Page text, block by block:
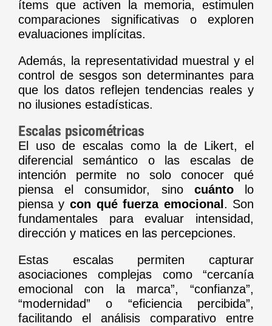
ítems que activen la memoria, estimulen
comparaciones significativas o exploren
evaluaciones implícitas.
Además, la representatividad muestral y el
control de sesgos son determinantes para
que los datos reflejen tendencias reales y
no ilusiones estadísticas.
Escalas psicométricas
El uso de escalas como la de Likert, el
diferencial semántico o las escalas de
intención permite no solo conocer qué
piensa el consumidor, sino cuántolo
piensa y con qué fuerza emocional . Son
fundamentales para evaluar intensidad,
dirección y matices en las percepciones.
Estas escalas permiten capturar
asociaciones complejas como “cercanía
emocional con la marca”, “confianza”,
“modernidad” o “eficiencia percibida”,
facilitando el análisis comparativo entre